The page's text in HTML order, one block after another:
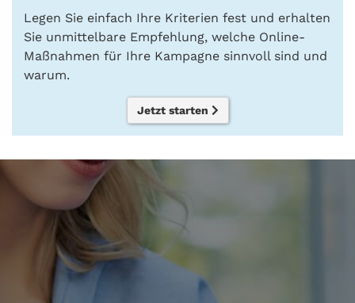
Legen Sie einfach Ihre Kriterien fest und erhalten
Sie unmittelbare Empfehlung, welche Online-
Maßnahmen für Ihre Kampagne sinnvoll sind und
warum.
Jetzt starten